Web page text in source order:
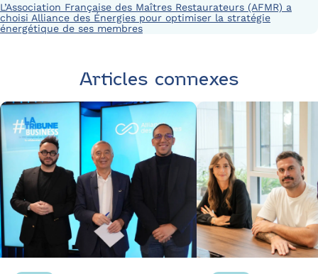
L’Association Française des Maîtres Restaurateurs (AFMR) a
choisi Alliance des Énergies pour optimiser la stratégie
énergétique de ses membres
Articles connexes